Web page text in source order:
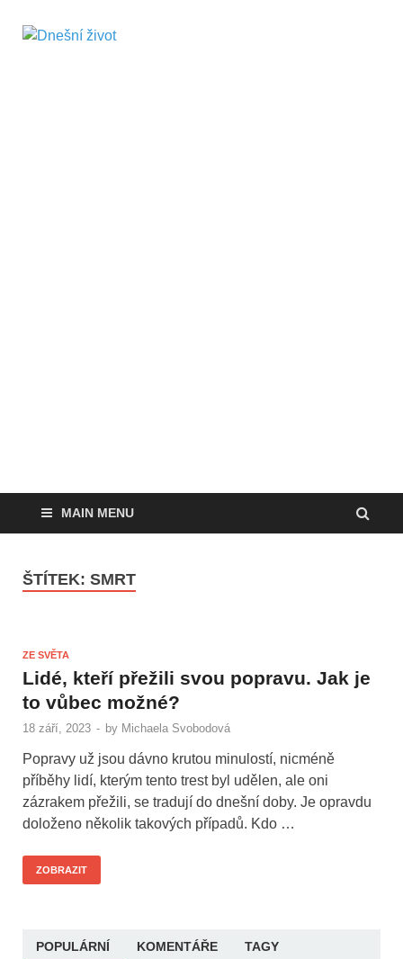
MAIN MENU
ŠTÍTEK: SMRT
ZE SVĚTA
Lidé, kteří přežili svou popravu. Jak je
to vůbec možné?
18 září, 2023 - by Michaela Svobodová
Popravy už jsou dávno krutou minulostí, nicméně
příběhy lidí, kterým tento trest byl udělen, ale oni
zázrakem přežili, se tradují do dnešní doby. Je opravdu
doloženo několik takových případů. Kdo …
ZOBRAZIT
POPULÁRNÍ KOMENTÁŘE TAGY